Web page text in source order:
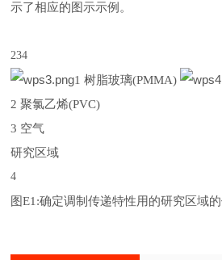
示了相应的图示示例。
234
1树脂玻璃(PMMA)
2聚氯乙烯(PVC)
3 空气
研究区域
4
图E1:确定调制传递特性用的研究区域